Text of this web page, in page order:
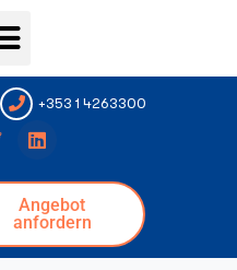
+353 1 4263300
Angebot
anfordern